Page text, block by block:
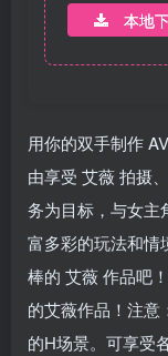
本地
用你的双手制作
由享受 艾薇 拍摄
务为目标，与女主
富多彩的玩法和情
棒的 艾薇 作品吧
的艾薇作品！注意
的H场景。可享受